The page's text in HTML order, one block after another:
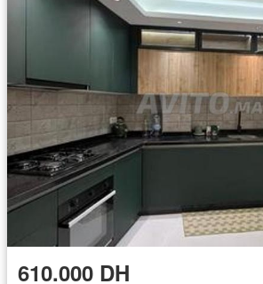
610.000 DH